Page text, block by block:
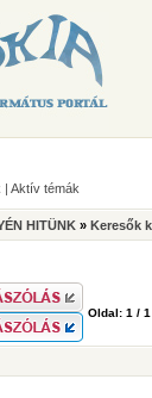
| Aktív témák
HITÜNK » Keresők
Oldal: 1 / 1